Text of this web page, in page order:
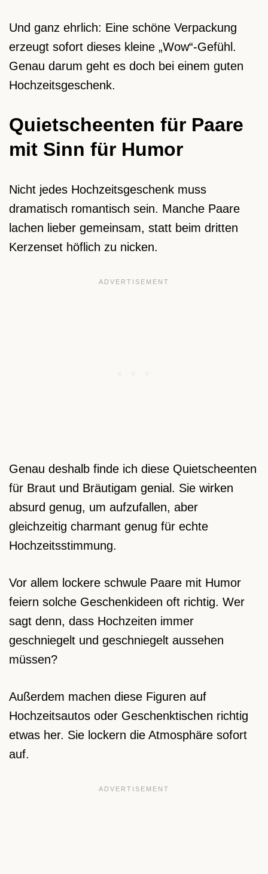
Und ganz ehrlich: Eine schöne Verpackung
erzeugt sofort dieses kleine „Wow“-Gefühl.
Genau darum geht es doch bei einem guten
Hochzeitsgeschenk.
Quietscheenten für Paare
mit Sinn für Humor
Nicht jedes Hochzeitsgeschenk muss
dramatisch romantisch sein. Manche Paare
lachen lieber gemeinsam, statt beim dritten
Kerzenset höflich zu nicken.
Genau deshalb finde ich diese Quietscheenten
für Braut und Bräutigam genial. Sie wirken
absurd genug, um aufzufallen, aber
gleichzeitig charmant genug für echte
Hochzeitsstimmung.
Vor allem lockere schwule Paare mit Humor
feiern solche Geschenkideen oft richtig. Wer
sagt denn, dass Hochzeiten immer
geschniegelt und geschniegelt aussehen
müssen?
Außerdem machen diese Figuren auf
Hochzeitsautos oder Geschenktischen richtig
etwas her. Sie lockern die Atmosphäre sofort
auf.